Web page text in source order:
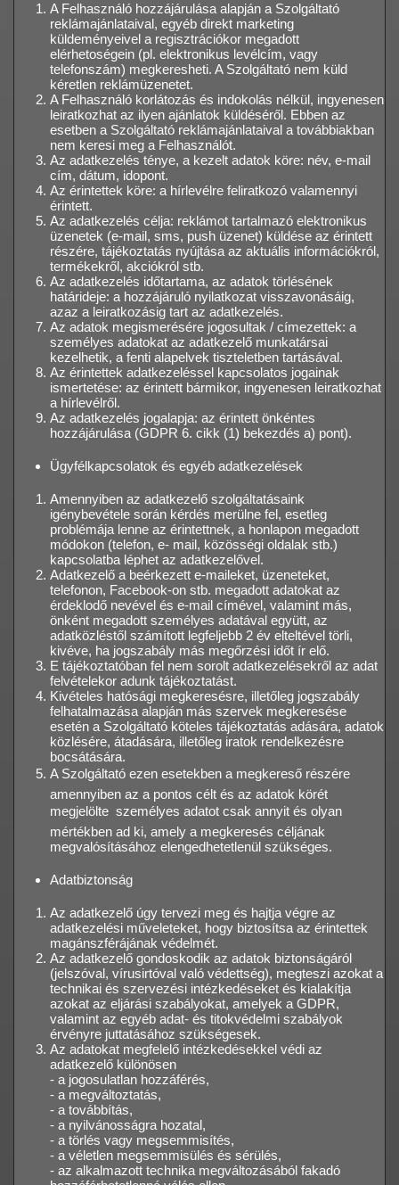
A Felhasználó hozzájárulása alapján a Szolgáltató
reklámajánlataival, egyéb direkt marketing
küldeményeivel a regisztrációkor megadott
elérhetoségein (pl. elektronikus levélcím, vagy
telefonszám) megkeresheti. A Szolgáltató nem küld
kéretlen reklámüzenetet.
A Felhasználó korlátozás és indokolás nélkül, ingyenesen
leiratkozhat az ilyen ajánlatok küldéséről. Ebben az
esetben a Szolgáltató reklámajánlataival a továbbiakban
nem keresi meg a Felhasználót.
Az adatkezelés ténye, a kezelt adatok köre: név, e-mail
cím, dátum, idopont.
Az érintettek köre: a hírlevélre feliratkozó valamennyi
érintett.
Az adatkezelés célja: reklámot tartalmazó elektronikus
üzenetek (e-mail, sms, push üzenet) küldése az érintett
részére, tájékoztatás nyújtása az aktuális információkról,
termékekről, akciókról stb.
Az adatkezelés időtartama, az adatok törlésének
határideje: a hozzájáruló nyilatkozat visszavonásáig,
azaz a leiratkozásig tart az adatkezelés.
Az adatok megismerésére jogosultak / címezettek: a
személyes adatokat az adatkezelő munkatársai
kezelhetik, a fenti alapelvek tiszteletben tartásával.
Az érintettek adatkezeléssel kapcsolatos jogainak
ismertetése: az érintett bármikor, ingyenesen leiratkozhat
a hírlevélről.
Az adatkezelés jogalapja: az érintett önkéntes
hozzájárulása (GDPR 6. cikk (1) bekezdés a) pont).
Ügyfélkapcsolatok és egyéb adatkezelések
Amennyiben az adatkezelő szolgáltatásaink
igénybevétele során kérdés merülne fel, esetleg
problémája lenne az érintettnek, a honlapon megadott
módokon (telefon, e- mail, közösségi oldalak stb.)
kapcsolatba léphet az adatkezelővel.
Adatkezelő a beérkezett e-maileket, üzeneteket,
telefonon, Facebook-on stb. megadott adatokat az
érdeklodő nevével és e-mail címével, valamint más,
önként megadott személyes adatával együtt, az
adatközléstől számított legfeljebb 2 év elteltével törli,
kivéve, ha jogszabály más megőrzési időt ír elő.
E tájékoztatóban fel nem sorolt adatkezelésekről az adat
felvételekor adunk tájékoztatást.
Kivételes hatósági megkeresésre, illetőleg jogszabály
felhatalmazása alapján más szervek megkeresése
esetén a Szolgáltató köteles tájékoztatás adására, adatok
közlésére, átadására, illetőleg iratok rendelkezésre
bocsátására.
A Szolgáltató ezen esetekben a megkereső részére 
amennyiben az a pontos célt és az adatok körét
megjelölte  személyes adatot csak annyit és olyan
mértékben ad ki, amely a megkeresés céljának
megvalósításához elengedhetetlenül szükséges.
Adatbiztonság
Az adatkezelő úgy tervezi meg és hajtja végre az
adatkezelési műveleteket, hogy biztosítsa az érintettek
magánszférájának védelmét.
Az adatkezelő gondoskodik az adatok biztonságáról
(jelszóval, vírusirtóval való védettség), megteszi azokat a
technikai és szervezési intézkedéseket és kialakítja
azokat az eljárási szabályokat, amelyek a GDPR,
valamint az egyéb adat- és titokvédelmi szabályok
érvényre juttatásához szükségesek.
Az adatokat megfelelő intézkedésekkel védi az
adatkezelő különösen
- a jogosulatlan hozzáférés,
- a megváltoztatás,
- a továbbítás,
- a nyilvánosságra hozatal,
- a törlés vagy megsemmisítés,
- a véletlen megsemmisülés és sérülés,
- az alkalmazott technika megváltozásából fakadó